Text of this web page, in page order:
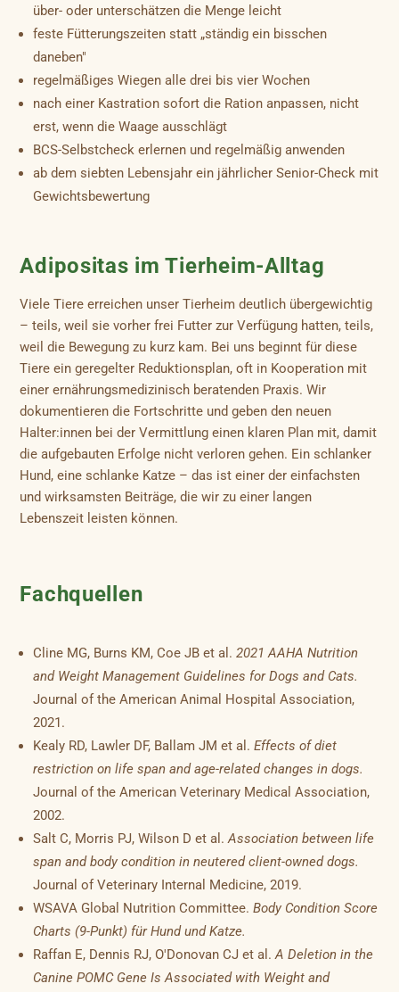
über- oder unterschätzen die Menge leicht
feste Fütterungszeiten statt „ständig ein bisschen
daneben"
regelmäßiges Wiegen alle drei bis vier Wochen
nach einer Kastration sofort die Ration anpassen, nicht
erst, wenn die Waage ausschlägt
BCS-Selbstcheck erlernen und regelmäßig anwenden
ab dem siebten Lebensjahr ein jährlicher Senior-Check mit
Gewichtsbewertung
Adipositas im Tierheim-Alltag
Viele Tiere erreichen unser Tierheim deutlich übergewichtig
– teils, weil sie vorher frei Futter zur Verfügung hatten, teils,
weil die Bewegung zu kurz kam. Bei uns beginnt für diese
Tiere ein geregelter Reduktionsplan, oft in Kooperation mit
einer ernährungsmedizinisch beratenden Praxis. Wir
dokumentieren die Fortschritte und geben den neuen
Halter:innen bei der Vermittlung einen klaren Plan mit, damit
die aufgebauten Erfolge nicht verloren gehen. Ein schlanker
Hund, eine schlanke Katze – das ist einer der einfachsten
und wirksamsten Beiträge, die wir zu einer langen
Lebenszeit leisten können.
Fachquellen
Cline MG, Burns KM, Coe JB et al.2021 AAHA Nutrition
and Weight Management Guidelines for Dogs and Cats.
Journal of the American Animal Hospital Association,
2021.
Kealy RD, Lawler DF, Ballam JM et al.Effects of diet
restriction on life span and age-related changes in dogs.
Journal of the American Veterinary Medical Association,
2002.
Salt C, Morris PJ, Wilson D et al.Association between life
span and body condition in neutered client-owned dogs.
Journal of Veterinary Internal Medicine, 2019.
WSAVA Global Nutrition Committee.Body Condition Score
Charts (9-Punkt) für Hund und Katze.
Raffan E, Dennis RJ, O'Donovan CJ et al.A Deletion in the
Canine POMC Gene Is Associated with Weight and